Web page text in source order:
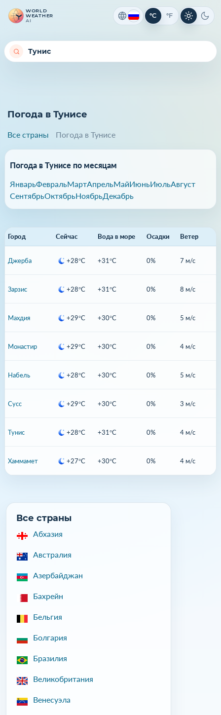
WORLD
WEATHER
AI
°C °F Светлая
Погода в Тунисе
Все страны Погода в Тунисе
Погода в Тунисе по месяцам
ЯнварьФевральМартАпрельМайИюньИюльАвгуст
СентябрьОктябрьНоябрьДекабрь
Город Сейчас Вода в море Осадки Ветер
Джерба +28°C +31°C 0% 7 м/с
Зарзис +28°C +31°C 0% 8 м/с
Махдия +29°C +30°C 0% 5 м/с
Монастир +29°C +30°C 0% 4 м/с
Набель +28°C +30°C 0% 5 м/с
Сусс +29°C +30°C 0% 3 м/с
Тунис +28°C +31°C 0% 4 м/с
Хаммамет +27°C +30°C 0% 4 м/с
Все страны
Абхазия
Австралия
Азербайджан
Бахрейн
Бельгия
Болгария
Бразилия
Великобритания
Венесуэла